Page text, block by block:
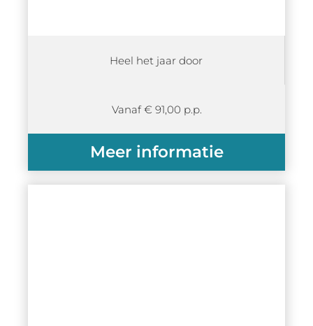
Heel het jaar door
Vanaf € 91,00 p.p.
Meer informatie